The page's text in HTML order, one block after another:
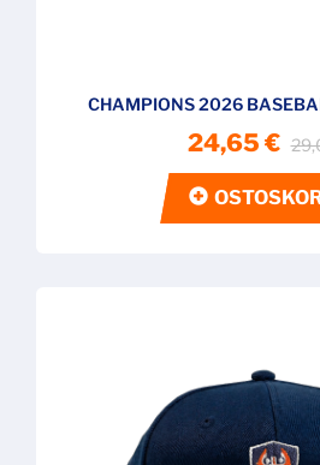
CHAMPIONS 2026
24,65 €